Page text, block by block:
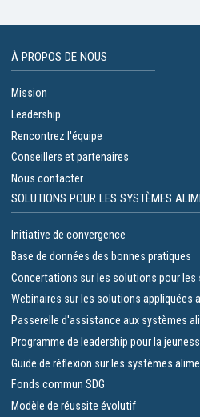
À PROPOS DE NOUS
Mission
Leadership
Rencontrez l'équipe
Conseillers et partenaires
Nous contacter
SOLUTIONS POUR LES SYSTÈMES
Initiative de convergence
Base de données des bonnes pratiques
Concertations sur les solutions pour les
Webinaires sur les solutions appliquées
Passerelle d'assistance aux systèmes
Programme de leadership pour la
Guide de réflexion sur les systèmes
Fonds commun SDG
Modèle de réussite évolutif